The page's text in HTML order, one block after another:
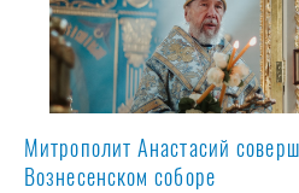
Митрополит Анастасий
Вознесенском соборе